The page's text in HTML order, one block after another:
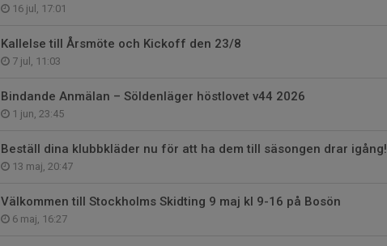
16 jul, 17:01
Kallelse till Årsmöte och Kickoff den 23/8
7 jul, 11:03
Bindande Anmälan – Söldenläger höstlovet v44 2026
1 jun, 23:45
Beställ dina klubbkläder nu för att ha dem till säsongen drar igång!
13 maj, 20:47
Välkommen till Stockholms Skidting 9 maj kl 9-16 på Bosön
6 maj, 16:27